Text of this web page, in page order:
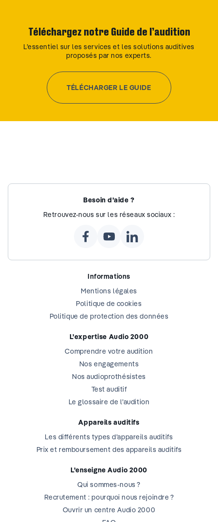
Téléchargez notre Guide de l’audition
L’essentiel sur les services et les solutions auditives
proposés par nos experts.
TÉLÉCHARGER LE GUIDE
Besoin d’aide ?
Retrouvez-nous sur les réseaux sociaux :
Informations
Mentions légales
Politique de cookies
Politique de protection des données
L’expertise Audio 2000
Comprendre votre audition
Nos engagements
Nos audioprothésistes
Test auditif
Le glossaire de l’audition
Appareils auditifs
Les différents types d’appareils auditifs
Prix et remboursement des appareils auditifs
L’enseigne Audio 2000
Qui sommes-nous ?
Recrutement : pourquoi nous rejoindre ?
Ouvrir un centre Audio 2000